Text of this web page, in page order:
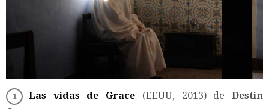
Las vidas de Grace (EEUU, 2013) deDestin